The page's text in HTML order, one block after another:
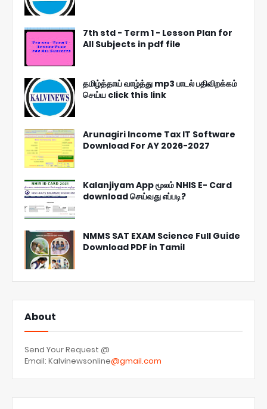
7th std - Term 1 - Lesson Plan for
All Subjects in pdf file
தமிழ்த்தாய் வாழ்த்து mp3 பாடல் பதிவிறக்கம்
செய்ய click this link
Arunagiri Income Tax IT Software
Download For AY 2026-2027
Kalanjiyam App மூலம் NHIS E- Card
download செய்வது எப்படி?
NMMS SAT EXAM Science Full Guide
Download PDF in Tamil
About
Send Your Request @
Email: Kalvinewsonline@gmail.com